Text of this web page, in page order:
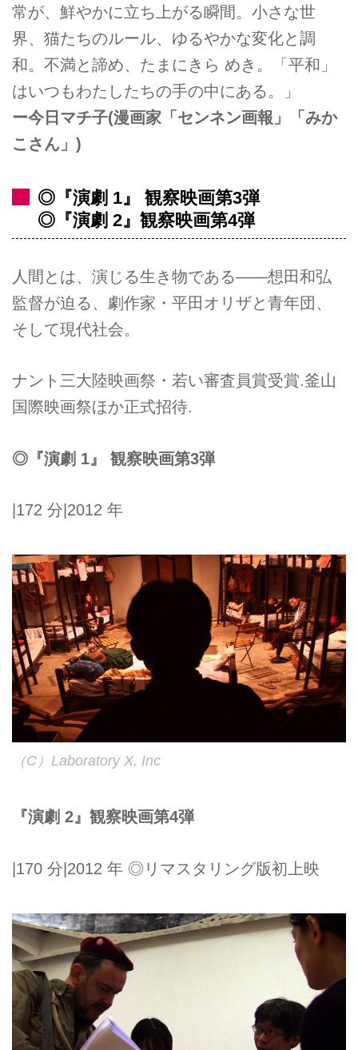
常が、鮮やかに立ち上がる瞬間。小さな世
界、猫たちのルール、ゆるやかな変化と調
和。不満と諦め、たまにきら めき。「平和」
はいつもわたしたちの手の中にある。」
ー今日マチ子(漫画家「センネン画報」「みか
こさん」)
◎『演劇 1』 観察映画第3弾
◎『演劇 2』観察映画第4弾
人間とは、演じる生き物である――想田和弘
監督が迫る、劇作家・平田オリザと青年団、
そして現代社会。
ナント三大陸映画祭・若い審査員賞受賞.釜山
国際映画祭ほか正式招待.
◎『演劇 1』 観察映画第3弾
|172 分|2012 年
（C）Laboratory X, Inc
『演劇 2』観察映画第4弾
|170 分|2012 年 ◎リマスタリング版初上映